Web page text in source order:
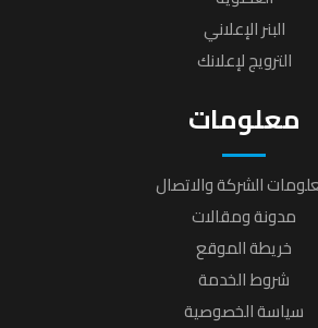
البنر الإعلاني
الترويج لإعلانك
معلومات
الشركة والاتصال
مدونة ومقالات
خريطة الموقع
شروط الخدمة
سياسة الخصوصية